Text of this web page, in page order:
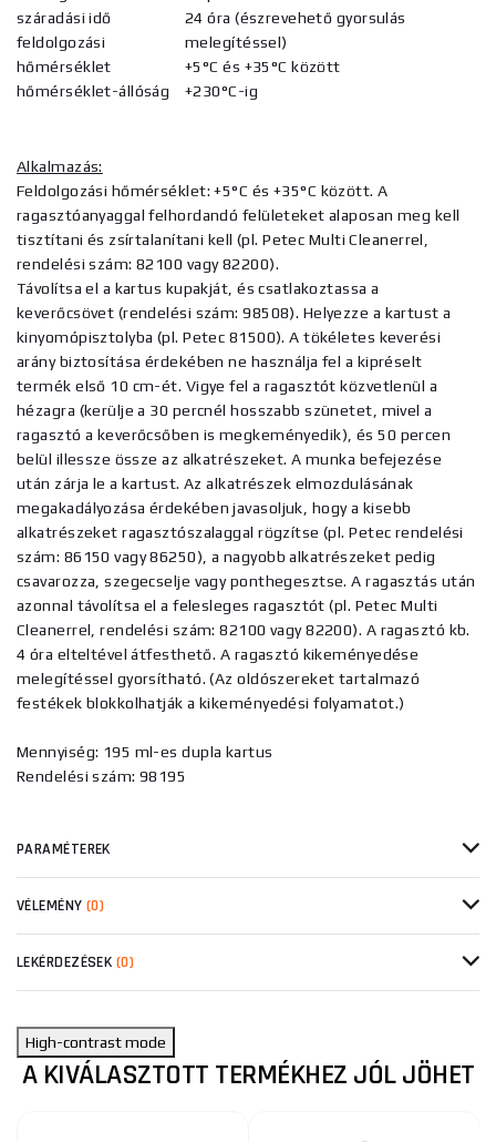
száradási idő
feldolgozási
hőmérséklet
hőmérséklet-állóság
24 óra (észrevehető gyorsulás
melegítéssel)
+5°C és +35°C között
+230°C-ig
Alkalmazás:
Feldolgozási hőmérséklet: +5°C és +35°C között. A
ragasztóanyaggal felhordandó felületeket alaposan meg kell
tisztítani és zsírtalanítani kell (pl. Petec Multi Cleanerrel,
rendelési szám: 82100 vagy 82200).
Távolítsa el a kartus kupakját, és csatlakoztassa a
keverőcsövet (rendelési szám: 98508). Helyezze a kartust a
kinyomópisztolyba (pl. Petec 81500). A tökéletes keverési
arány biztosítása érdekében ne használja fel a kipréselt
termék első 10 cm-ét. Vigye fel a ragasztót közvetlenül a
hézagra (kerülje a 30 percnél hosszabb szünetet, mivel a
ragasztó a keverőcsőben is megkeményedik), és 50 percen
belül illessze össze az alkatrészeket. A munka befejezése
után zárja le a kartust. Az alkatrészek elmozdulásának
megakadályozása érdekében javasoljuk, hogy a kisebb
alkatrészeket ragasztószalaggal rögzítse (pl. Petec rendelési
szám: 86150 vagy 86250), a nagyobb alkatrészeket pedig
csavarozza, szegecselje vagy ponthegesztse. A ragasztás után
azonnal távolítsa el a felesleges ragasztót (pl. Petec Multi
Cleanerrel, rendelési szám: 82100 vagy 82200). A ragasztó kb.
4 óra elteltével átfesthető. A ragasztó kikeményedése
melegítéssel gyorsítható. (Az oldószereket tartalmazó
festékek blokkolhatják a kikeményedési folyamatot.)
Mennyiség: 195 ml-es dupla kartus
Rendelési szám: 98195
PARAMÉTEREK
VÉLEMÉNY (0)
LEKÉRDEZÉSEK (0)
High-contrast mode
A KIVÁLASZTOTT TERMÉKHEZ JÓL JÖHET